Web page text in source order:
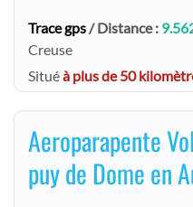
Trace gps/ Distance :
Creuse
Situéà plus de 50
Aeroparapente
puy de Dome en